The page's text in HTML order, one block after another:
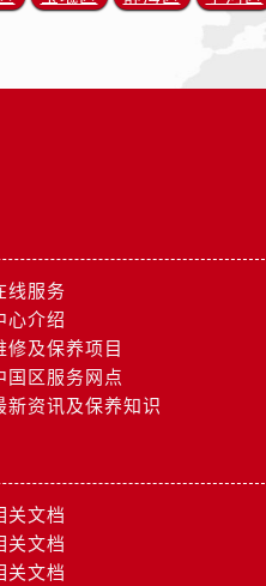
线服务
心介绍
修及保养项目
国区服务网点
新资讯及保养知识
关文档
关文档
关文档